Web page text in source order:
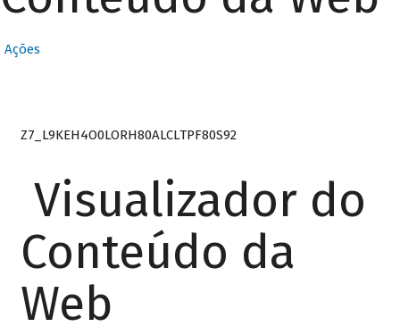
Ações
Z7_L9KEH4O0LORH80ALCLTPF80S92
Visualizador do
Conteúdo da
Web